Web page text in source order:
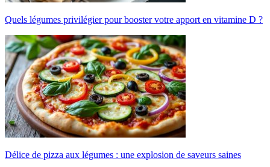
Quels légumes privilégier pour booster votre apport en vitamine D ?
Délice de pizza aux légumes : une explosion de saveurs saines